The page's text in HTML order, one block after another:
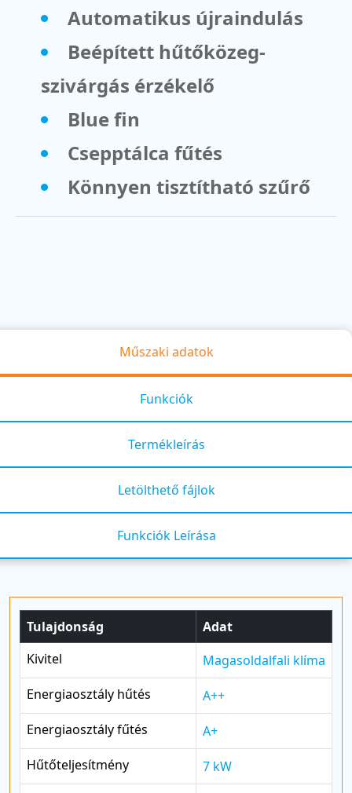
Automatikus újraindulás
Beépített hűtőközeg-
szivárgás érzékelő
Blue fin
Csepptálca fűtés
Könnyen tisztítható szűrő
Műszaki adatok
Funkciók
Termékleírás
Letölthető fájlok
Funkciók Leírása
Tulajdonság
Adat
Kivitel
Magasoldalfali klíma
Energiaosztály hűtés
A++
Energiaosztály fűtés
A+
Hűtőteljesítmény
7 kW